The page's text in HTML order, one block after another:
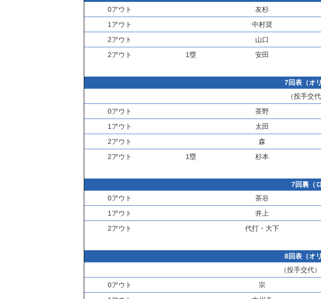
0アウト
友杉
1アウト
中村奨
2アウト
山口
2アウト
1塁 安田
7回表（オ
（投手交
0アウト
茶野
1アウト
太田
2アウト
森
2アウト
1塁 杉本
7回裏（
0アウト
茶谷
1アウト
井上
2アウト
代打・ 大下
8回表（オ
（投手交代）
0アウト
宗